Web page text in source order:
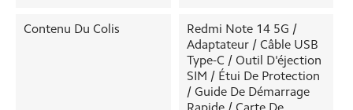
Contenu Du Colis
Redmi Note 14 5G /
Adaptateur / Câble USB
Type-C / Outil D'éjection
SIM / Étui De Protection
/ Guide De Démarrage